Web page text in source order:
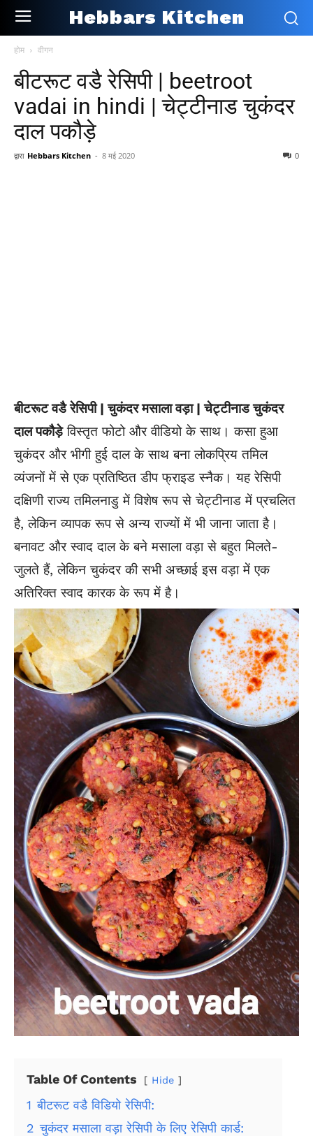
Hebbars Kitchen
होम वीगन
बीटरूट वडै रेसिपी | beetroot
vadai in hindi | चेट्टीनाड चुकंदर
दाल पकौड़े
द्वारा Hebbars Kitchen - 8 मई 2020 0
बीटरूट वडै रेसिपी | चुकंदर मसाला वड़ा | चेट्टीनाड चुकंदर
दाल पकौड़ेविस्तृत फोटो और वीडियो के साथ। कसा हुआ
चुकंदर और भीगी हुई दाल के साथ बना लोकप्रिय तमिल
व्यंजनों में से एक प्रतिष्ठित डीप फ्राइड स्नैक। यह रेसिपी
दक्षिणी राज्य तमिलनाडु में विशेष रूप से चेट्टीनाड में प्रचलित
है, लेकिन व्यापक रूप से अन्य राज्यों में भी जाना जाता है।
बनावट और स्वाद दाल के बने मसाला वड़ा से बहुत मिलते-
जुलते हैं, लेकिन चुकंदर की सभी अच्छाई इस वड़ा में एक
अतिरिक्त स्वाद कारक के रूप में है।
Table Of Contents Hide
1 बीटरूट वडै विडियो रेसिपी:
2 चुकंदर मसाला वड़ा रेसिपी के लिए रेसिपी कार्ड: